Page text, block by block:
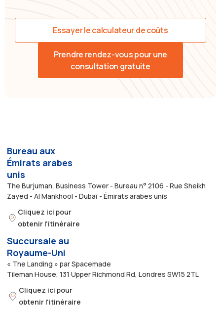
Essayer le calculateur de coûts
Prendre rendez-vous pour une
consultation gratuite
Bureau aux
Émirats arabes
unis
The Burjuman, Business Tower - Bureau n° 2106 - Rue Sheikh
Zayed - Al Mankhool - Dubaï - Émirats arabes unis
Cliquez ici pour
obtenir l'itinéraire
Succursale au
Royaume-Uni
« The Landing » par Spacemade
Tileman House, 131 Upper Richmond Rd, Londres SW15 2TL
Cliquez ici pour
obtenir l'itinéraire